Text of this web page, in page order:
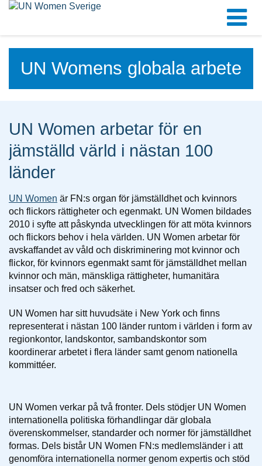
UN Womens globala arbete
UN Women arbetar för en
jämställd värld i nästan 100
länder
UN Women är FN:s organ för jämställdhet och kvinnors
och flickors rättigheter och egenmakt. UN Women bildades
2010 i syfte att påskynda utvecklingen för att möta kvinnors
och flickors behov i hela världen. UN Women arbetar för
avskaffandet av våld och diskriminering mot kvinnor och
flickor, för kvinnors egenmakt samt för jämställdhet mellan
kvinnor och män, mänskliga rättigheter, humanitära
insatser och fred och säkerhet.
UN Women har sitt huvudsäte i New York och finns
representerat i nästan 100 länder runtom i världen i form av
regionkontor, landskontor, sambandskontor som
koordinerar arbetet i flera länder samt genom nationella
kommittéer.
UN Women verkar på två fronter. Dels stödjer UN Women
internationella politiska förhandlingar där globala
överenskommelser, standarder och normer för jämställdhet
formas. Dels bistår UN Women FN:s medlemsländer i att
genomföra internationella normer genom expertis och stöd